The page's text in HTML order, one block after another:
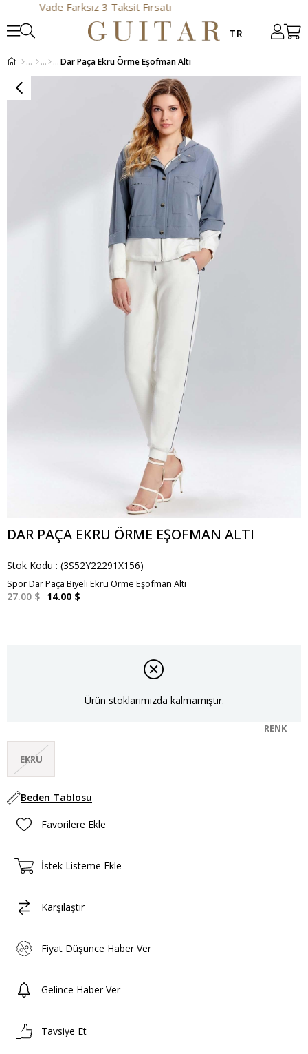
Vade Farksız 3 Taksit Fırsatı
Dar Paça Ekru Örme Eşofman Altı
DAR PAÇA EKRU ÖRME EŞOFMAN ALTI
Stok Kodu (3S52Y22291X156)
Spor Dar Paça Biyeli Ekru Örme Eşofman Altı
27.00 $ 14.00 $
Ürün stoklarımızda kalmamıştır.
RENK
EKRU
Beden Tablosu
Favorilere Ekle
İstek Listeme Ekle
Karşılaştır
Fiyat Düşünce Haber Ver
Gelince Haber Ver
Tavsiye Et